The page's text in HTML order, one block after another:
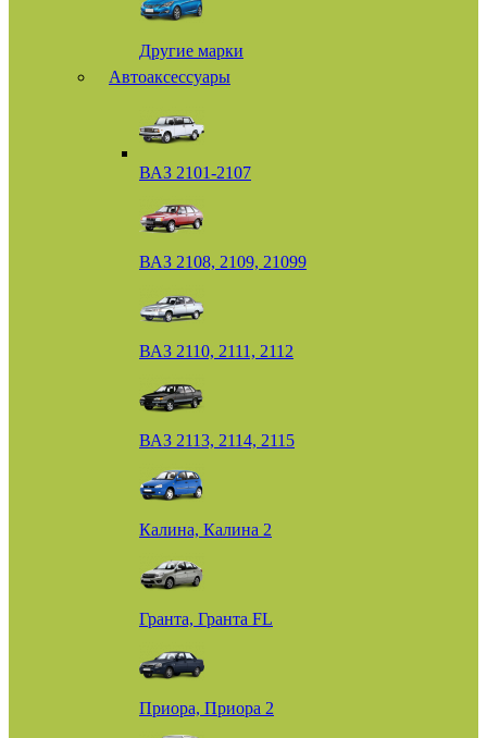
Другие марки
Автоаксессуары
ВАЗ 2101-2107
ВАЗ 2108, 2109, 21099
ВАЗ 2110, 2111, 2112
ВАЗ 2113, 2114, 2115
Калина, Калина 2
Гранта, Гранта FL
Приора, Приора 2